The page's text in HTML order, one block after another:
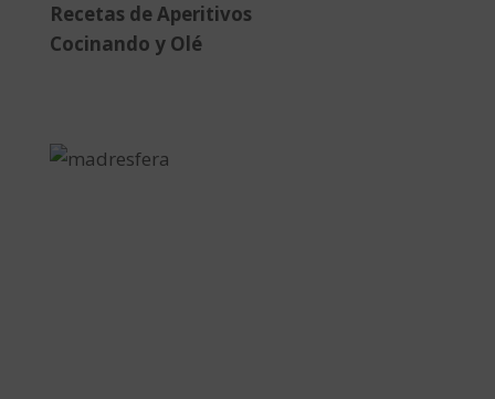
Recetas de Aperitivos
Cocinando y Olé